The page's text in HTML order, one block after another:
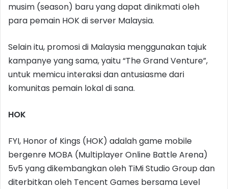
musim (season) baru yang dapat dinikmati oleh
para pemain HOK di server Malaysia.
Selain itu, promosi di Malaysia menggunakan tajuk
kampanye yang sama, yaitu “The Grand Venture”,
untuk memicu interaksi dan antusiasme dari
komunitas pemain lokal di sana.
HOK
FYI, Honor of Kings (HOK) adalah game mobile
bergenre MOBA (Multiplayer Online Battle Arena)
5v5 yang dikembangkan oleh TiMi Studio Group dan
diterbitkan oleh Tencent Games bersama Level